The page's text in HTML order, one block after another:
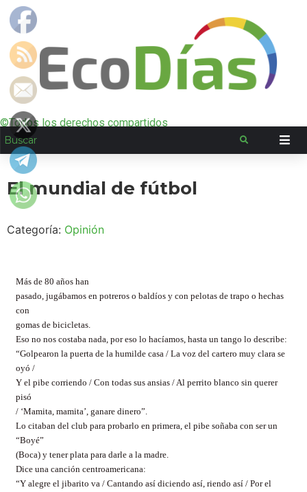
©Todos los derechos compartidos
El mundial de fútbol
Categoría: Opinión
Más de 80 años han
pasado, jugábamos en potreros o baldíos y con pelotas de trapo o hechas
con
gomas de bicicletas.
Eso no nos costaba nada, por eso lo hacíamos, hasta un tango lo describe:
“Golpearon la puerta de la humilde casa / La voz del cartero muy clara se
oyó /
Y el pibe corriendo / Con todas sus ansias / Al perrito blanco sin querer
pisó
/ ‘Mamita, mamita’, ganare dinero”.
Lo citaban del club para probarlo en primera, el pibe soñaba con ser un
“Boyé”
(Boca) y tener plata para darle a la madre.
Dice una canción centroamericana:
“Y alegre el jibarito va / Cantando así diciendo así, riendo así / Por el